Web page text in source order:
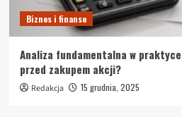
Biznes i finanse
Analiza fundamentalna w
przed zakupem akcji?
Redakcja 15 grudnia, 2025